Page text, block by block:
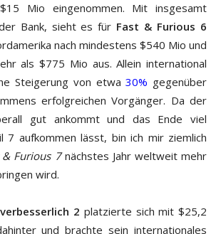
Mio eingenommen. Mit insgesamt
Bank, sieht es für Fast & Furious 6
nach mindestens $540 Mio und
als $775 Mio aus. Allein international
Steigerung von etwa30% gegenüber
erfolgreichen Vorgänger. Da der
gut ankommt und das Ende viel
7 aufkommen lässt, bin ich mir ziemlich
& Furious 7nächstes Jahr weltweit mehr
wird.
2 platzierte sich mit $25,2
und brachte sein internationales